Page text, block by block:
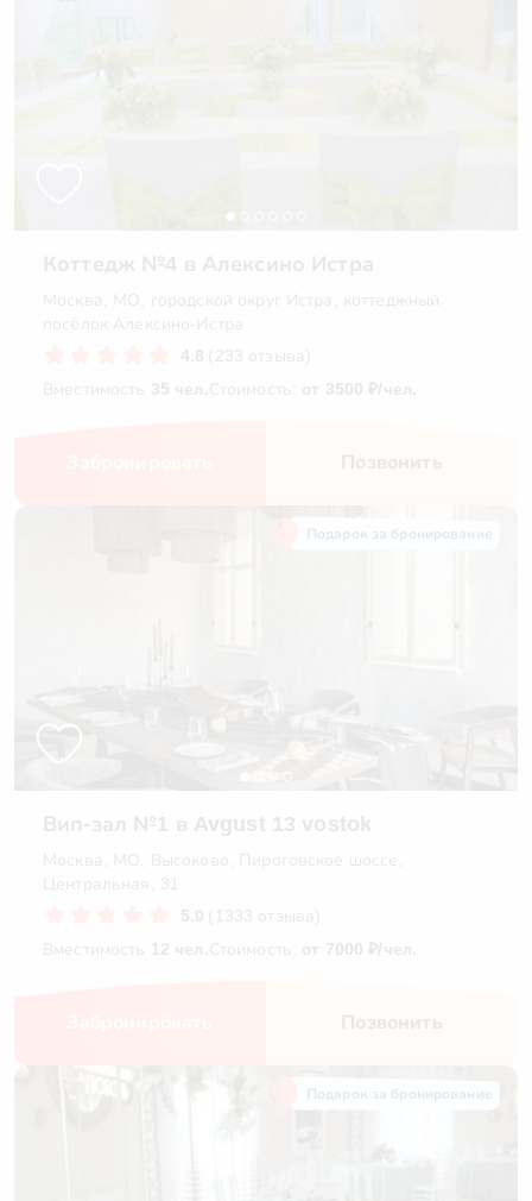
Коттедж №4 в Алексино Истра
Москва, МО, городской округ Истра, коттеджный
посёлок Алексино-Истра
4.8 (233 отзыва)
Вместимость 35 чел.Стоимость: от 3500 ₽/чел.
Позвонить
Вип-зал №1 в Avgust 13 vostok
Москва, МО, Высоково, Пироговское шоссе,
Центральная, 31
5.0 (1333 отзыва)
Вместимость
12 чел.Стоимость: от 7000 ₽/чел.
Позвонить